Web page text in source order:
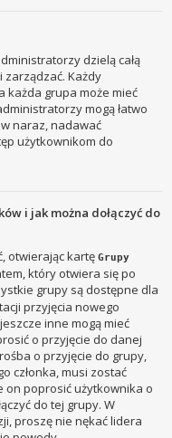
dzielą całą
zarządzać. Każdy
każda grupa może mieć
mogą łatwo
naraz, nadawać
użytkownikom do
i jak można dołączyć do
otwierając kartęGrupy
który otwiera się po
grupy są dostępne dla
przyjęcia nowego
inne mogą mieć
o przyjęcie do danej
o przyjęcie do grupy,
członka, musi zostać
on poprosić użytkownika o
do tej grupy. W
proszę nie nękać lidera